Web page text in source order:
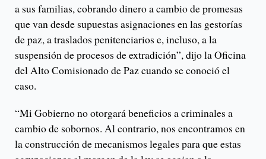
a sus familias, cobrando dinero a cambio de promesas
que van desde supuestas asignaciones en las gestorías
de paz, a traslados penitenciarios e, incluso, a la
suspensión de procesos de extradición”, dijo la Oficina
del Alto Comisionado de Paz cuando se conoció el
caso.
“Mi Gobierno no otorgará beneficios a criminales a
cambio de sobornos. Al contrario, nos encontramos en
la construcción de mecanismos legales para que estas